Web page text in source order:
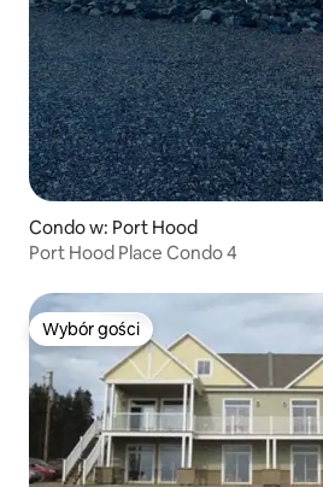
Condo w: Port Hood
Port Hood Place Condo 4
Wybór gości
Wybór gości